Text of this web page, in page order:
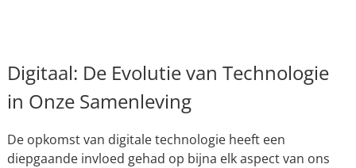
Digitaal: De Evolutie van Technologie
in Onze Samenleving
De opkomst van digitale technologie heeft een
diepgaande invloed gehad op bijna elk aspect van ons